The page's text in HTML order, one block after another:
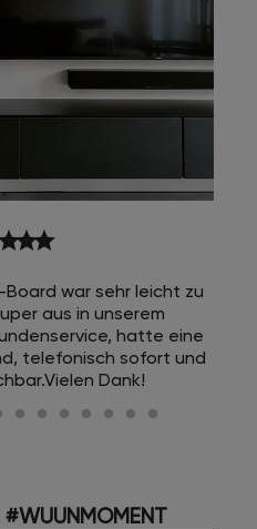
starstar
war sehr leicht zu
aus in unserem
hatte eine
telefonisch sofort und
Dank!
#WUUNMOMENT